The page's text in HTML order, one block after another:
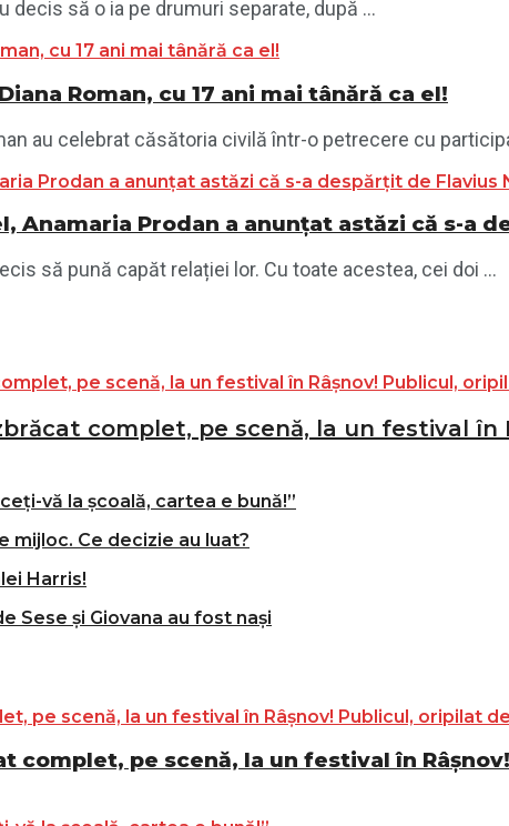
decis să o ia pe drumuri separate, după ...
Roman, cu 17 ani mai tânără ca el!
au celebrat căsătoria civilă într-o petrecere cu
Anamaria Prodan a anunțat astăzi că s-a
să pună capăt relației lor. Cu toate acestea, cei doi ...
complet, pe scenă, la un festival în
vă la școală, cartea e bună!”
mijloc. Ce decizie au luat?
Harris!
Sese și Giovana au fost nași
complet, pe scenă, la un festival în